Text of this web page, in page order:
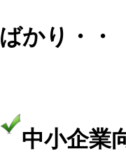
ばかり・・
中小企業